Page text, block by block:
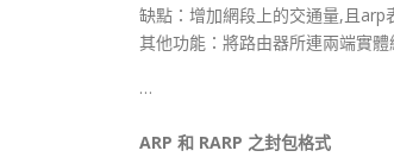
缺點：增加網段上的交通量,且
其他功能：將路由器所連兩端實
…
ARP 和 RARP 之封包格式